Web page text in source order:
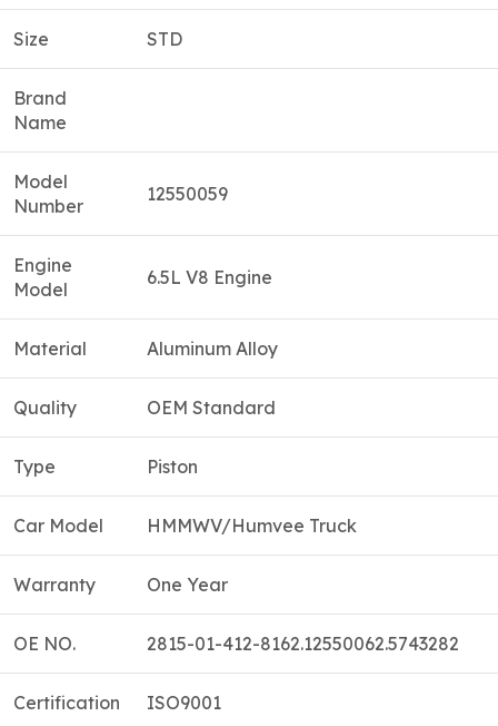
Size STD
Brand
Name
Model
Number
12550059
Engine
Model
6.5L V8 Engine
Material Aluminum Alloy
Quality OEM Standard
Type Piston
Car Model HMMWV/Humvee Truck
Warranty One Year
OE NO. 2815-01-412-8162.12550062.5743282
Certification ISO9001